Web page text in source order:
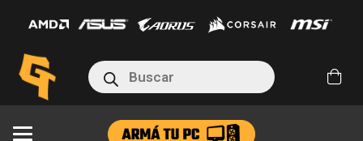
Búsqueda
de
productos